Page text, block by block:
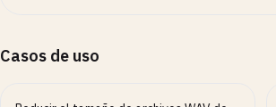
Casos de uso